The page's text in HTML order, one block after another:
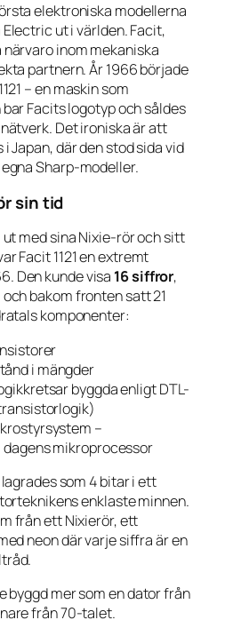
elektroniska modellerna
ut i världen. Facit,
inom mekaniska
partnern. År 1966 började
– en maskin som
Facits logotyp och såldes
Det ironiska är att
i Japan, där den stod sida vid
Sharp-modeller.
sin tid
med sina Nixie-rör och sitt
Facit 1121 en extremt
Den kunde visa 16 siffror,
bakom fronten satt 21
komponenter:
i mängder
byggda enligt DTL-
–
mikroprocessor
som 4 bitar i ett
enklaste minnen.
från ett Nixierör, ett
neon där varje siffra är en
byggd mer som en dator från
från 70-talet.